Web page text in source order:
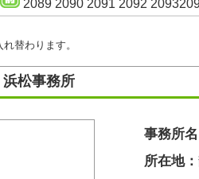
2089 2090 2091 2092 2093
替わります。
松事務所
事務所名
所在地：